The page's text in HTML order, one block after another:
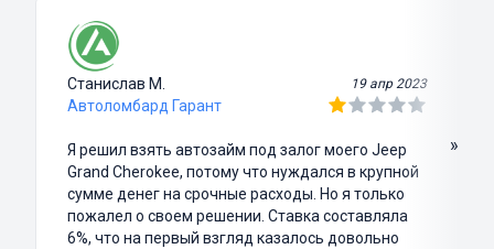
Станислав М. 19 апр 2023
Автоломбард Гарант
Я решил взять автозайм под залог моего Jeep
Grand Cherokee, потому что нуждался в крупной
сумме денег на срочные расходы. Но я только
пожалел о своем решении. Ставка составляла
6%, что на первый взгляд казалось довольно
»